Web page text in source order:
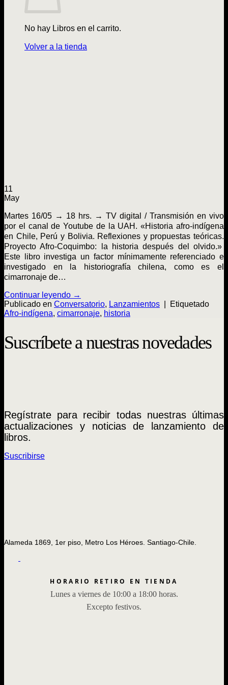
No hay Libros en el carrito.
Volver a la tienda
11
May
Martes 16/05 → 18 hrs. → TV digital / Transmisión en vivo
por el canal de Youtube de la UAH. «Historia afro-indígena
en Chile, Perú y Bolivia. Reflexiones y propuestas teóricas.
Proyecto Afro-Coquimbo: la historia después del olvido.»
Este libro investiga un factor mínimamente referenciado e
investigado en la historiografía chilena, como es el
cimarronaje de…
Continuar leyendo →
Publicado en Conversatorio, Lanzamientos
Etiquetado
Afro-indígena, cimarronaje, historia
Suscríbete a nuestras novedades
Regístrate para recibir todas nuestras últimas
actualizaciones y noticias de lanzamiento de
libros.
Suscribirse
Alameda 1869, 1er piso, Metro Los Héroes. Santiago-Chile.
HORARIO RETIRO EN TIENDA
Lunes a viernes de 10:00 a 18:00 horas.
Excepto festivos.